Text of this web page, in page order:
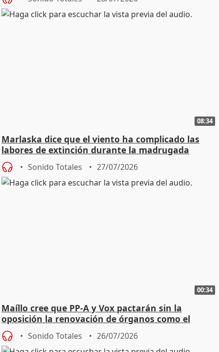
08:34
Marlaska dice que el viento ha complicado las
labores de extinción durante la madrugada
Sonido Totales 27/07/2026
00:34
Maíllo cree que PP-A y Vox pactarán sin la
oposición la renovación de órganos como el
Defensor
Sonido Totales 26/07/2026